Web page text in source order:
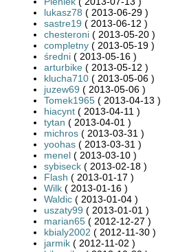
lukasz78 ( 2013-06-29 )
sastre19 ( 2013-06-12 )
chesteroni ( 2013-05-20 )
completny ( 2013-05-19 )
średni ( 2013-05-16 )
arturbike ( 2013-05-12 )
klucha710 ( 2013-05-06 )
juzew69 ( 2013-05-06 )
Tomek1965 ( 2013-04-13 )
hiacynt ( 2013-04-11 )
tytan ( 2013-04-01 )
michros ( 2013-03-31 )
yoohas ( 2013-03-31 )
menel ( 2013-03-10 )
sybiseck ( 2013-02-18 )
Flash ( 2013-01-17 )
Wilk ( 2013-01-16 )
Waldic ( 2013-01-04 )
uszaty99 ( 2013-01-01 )
marian65 ( 2012-12-27 )
kbialy2002 ( 2012-11-30 )
jarmik ( 2012-11-02 )